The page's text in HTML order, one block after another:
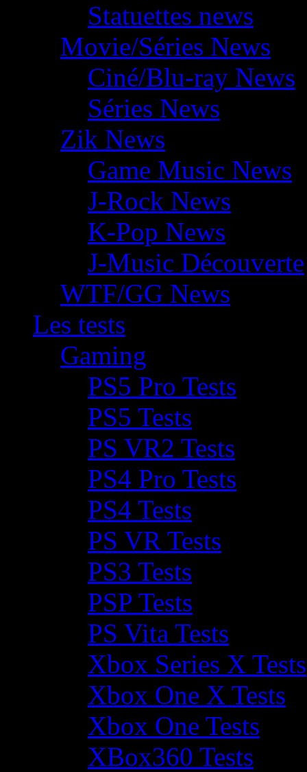
Statuettes news
Movie/Séries News
Ciné/Blu-ray News
Séries News
Zik News
Game Music News
J-Rock News
K-Pop News
J-Music Découverte
WTF/GG News
Les tests
Gaming
PS5 Pro Tests
PS5 Tests
PS VR2 Tests
PS4 Pro Tests
PS4 Tests
PS VR Tests
PS3 Tests
PSP Tests
PS Vita Tests
Xbox Series X Tests
Xbox One X Tests
Xbox One Tests
XBox360 Tests